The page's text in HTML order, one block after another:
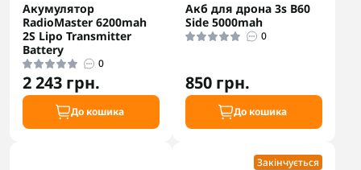
Акумулятор
RadioMaster 6200mah
2S Lipo Transmitter
Battery
0
2 243 грн.
До кошика
Акб для дрона 3s B60
Side 5000mah
0
850 грн.
До кошика
Закінчується